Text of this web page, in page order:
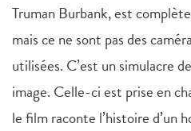
Truman Burbank, est
mais ce ne sont pas des
utilisées. C’est un simulacre
image. Celle-ci est prise en
le film raconte l’histoire d’un